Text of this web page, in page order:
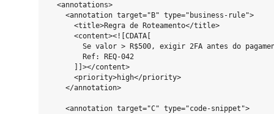
  <annotations>
    <annotation target="B" type="business-rule">
      <title>Regra de Roteamento</title>
      <content><![CDATA[
Se valor > R$500, exigir 2FA antes do
        Ref: REQ-042
      ]]></content>
      <priority>high</priority>
    </annotation>
    <annotation target="C" type="code-snippet">